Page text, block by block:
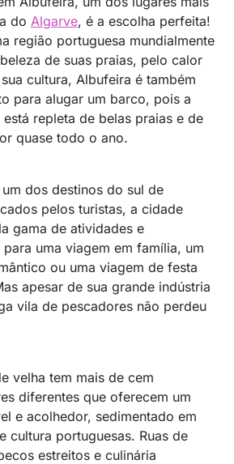
do Algarve, é a escolha perfeita!
região portuguesa mundialmente
de suas praias, pelo calor
cultura, Albufeira é também
para alugar um barco, pois a
repleta de belas praias e de
quase todo o ano.
dos destinos do sul de
pelos turistas, a cidade
gama de atividades e
uma viagem em família, um
ou uma viagem de festa
apesar de sua grande indústria
vila de pescadores não perdeu
velha tem mais de cem
diferentes que oferecem um
e acolhedor, sedimentado em
cultura portuguesas. Ruas de
estreitos e culinária